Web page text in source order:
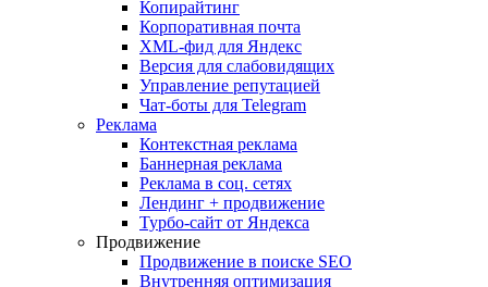
Копирайтинг
Корпоративная почта
XML-фид для Яндекс
Версия для слабовидящих
Управление репутацией
Чат-боты для Telegram
Реклама
Контекстная реклама
Баннерная реклама
Реклама в соц. сетях
Лендинг + продвижение
Турбо-сайт от Яндекса
Продвижение
Продвижение в поиске SEO
Внутренняя оптимизация